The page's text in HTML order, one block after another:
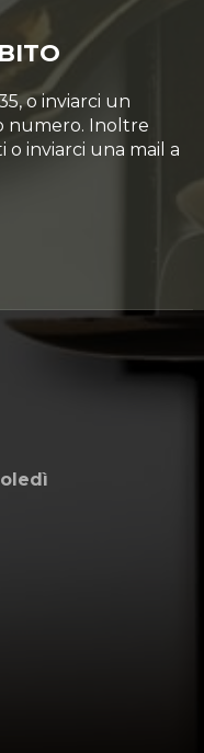
o inviarci un
numero. Inoltre
inviarci una mail a